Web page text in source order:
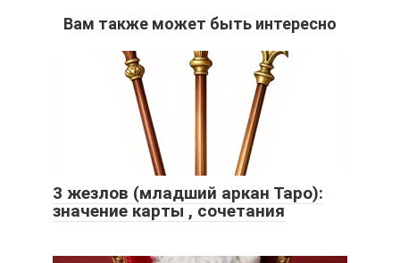
Вам также может быть интересно
3 жезлов (младший аркан Таро):
значение карты , сочетания